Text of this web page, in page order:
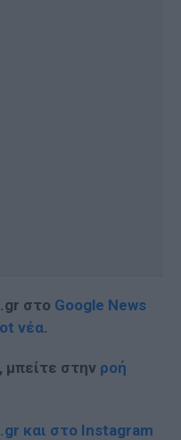
στο Google News
νέα.
, μπείτε στην ροή
και στο Instagram